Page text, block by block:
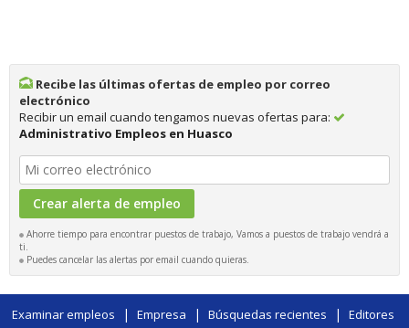
Recibe las últimas ofertas de empleo por correo
electrónico
Recibir un email cuando tengamos nuevas ofertas para:
Administrativo Empleos en Huasco
Ahorre tiempo para encontrar puestos de trabajo, Vamos a puestos de trabajo vendrá a
ti.
Puedes cancelar las alertas por email cuando quieras.
Examinar empleos | Empresa | Búsquedas recientes | Editores